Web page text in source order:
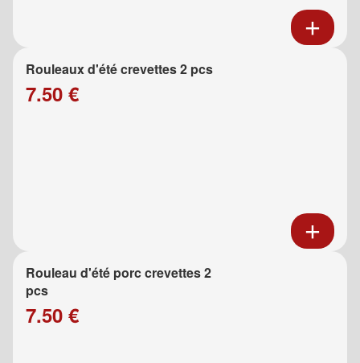
Rouleaux d'été crevettes 2 pcs
7.50 €
Rouleau d'été porc crevettes 2
pcs
7.50 €